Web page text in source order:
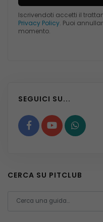
Iscrivendoti accetti il
Privacy Policy. Puoi
momento.
SEGUICI SU...
CERCA SU PITCLUB